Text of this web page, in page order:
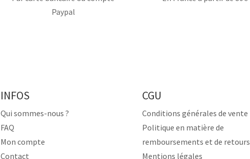
Paypal
INFOS
Qui sommes-nous ?
FAQ
Mon compte
Contact
CGU
Conditions générales de vente
Politique en matière de
remboursements et de retours
Mentions légales